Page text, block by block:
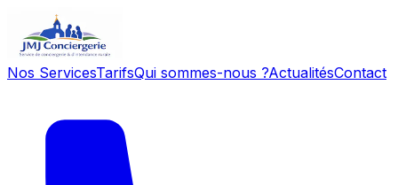
Nos ServicesTarifsQui sommes-nous ?ActualitésContact